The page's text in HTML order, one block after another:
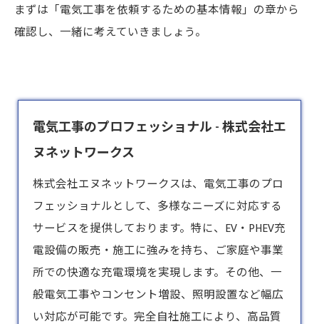
まずは「電気工事を依頼するための基本情報」の章から
確認し、一緒に考えていきましょう。
電気工事のプロフェッショナル - 株式会社エ
ヌネットワークス
株式会社エヌネットワークスは、 電気工事のプロ
フェッショナルとして、多様なニーズに対応する
サービスを提供しております。特に、EV・PHEV充
電設備の販売・施工に強みを持ち、ご家庭や事業
所での快適な充電環境を実現します。その他、一
般電気工事やコンセント増設、照明設置など幅広
い対応が可能です。完全自社施工により、高品質